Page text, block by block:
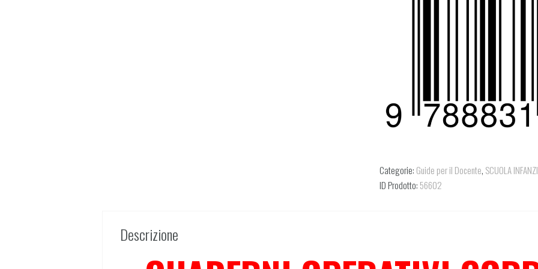
Categorie: Guide per il Docente, SCUOLA
ID Prodotto: 56602
Descrizione